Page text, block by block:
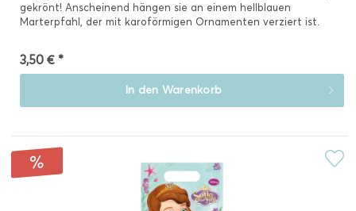
gekrönt! Anscheinend hängen sie an einem hellblauen
Marterpfahl, der mit karoförmigen Ornamenten verziert ist.
3,50 € *
In den Warenkorb